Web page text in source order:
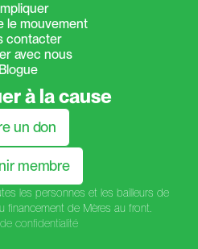
le mouvement
contacter
avec nous
Blogue
à la cause
un don
membre
les personnes et les bailleurs de
de Mères au front.
confidentialité